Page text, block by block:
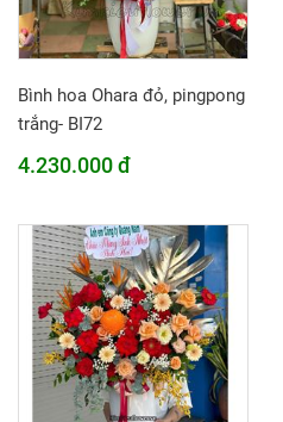
Bình hoa Ohara đỏ, pingpong
trắng- BI72
4.230.000 đ